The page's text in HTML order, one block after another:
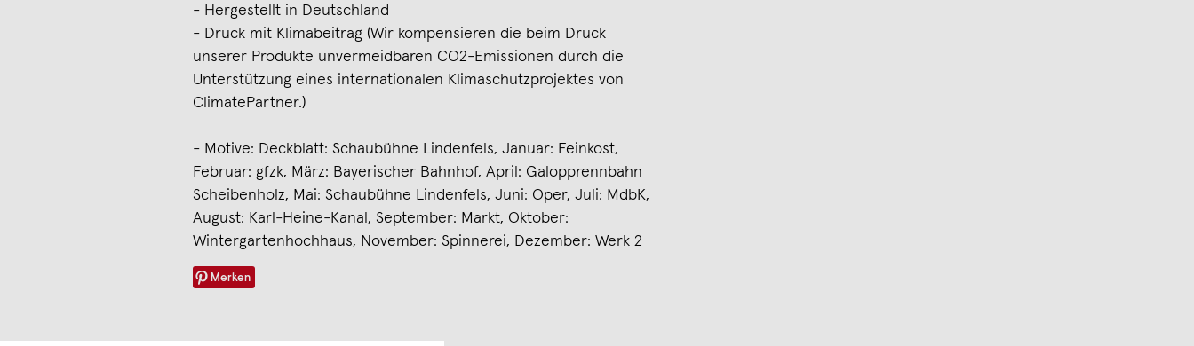
- Hergestellt in Deutschland
- Druck mit Klimabeitrag (Wir kompensieren die beim Druck
unserer Produkte unvermeidbaren CO2-Emissionen durch die
Unterstützung eines internationalen Klimaschutzprojektes von
ClimatePartner.)
- Motive: Deckblatt: Schaubühne Lindenfels, Januar: Feinkost,
Februar: gfzk, März: Bayerischer Bahnhof, April: Galopprennbahn
Scheibenholz, Mai: Schaubühne Lindenfels, Juni: Oper, Juli: MdbK,
August: Karl-Heine-Kanal, September: Markt, Oktober:
Wintergartenhochhaus, November: Spinnerei, Dezember: Werk 2
Merken